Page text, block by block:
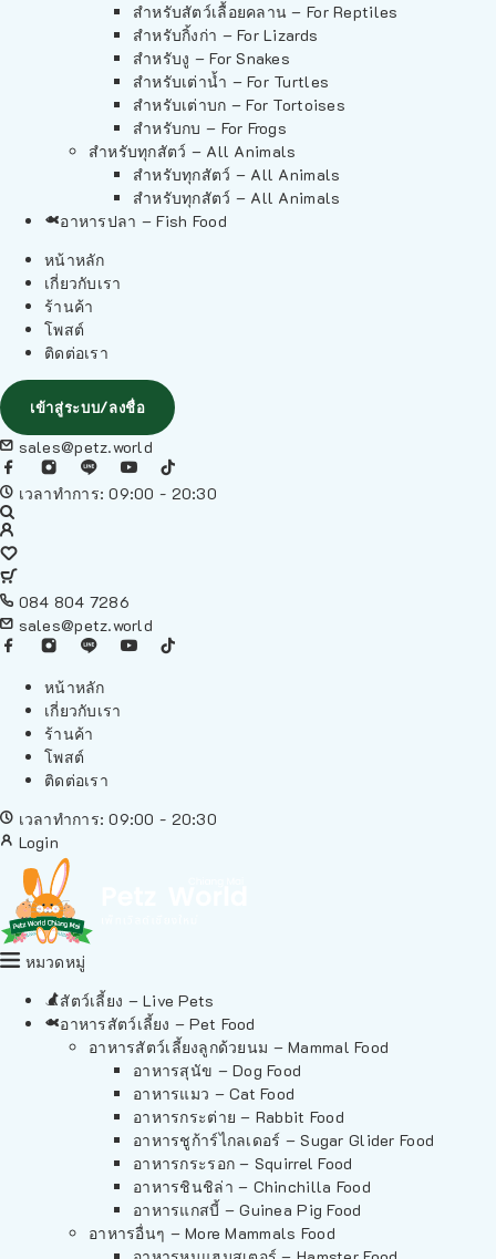
สำหรับสัตว์เลื้อยคลาน – For Reptiles
สำหรับกิ้งก่า – For Lizards
สำหรับงู – For Snakes
สำหรับเต่าน้ำ – For Turtles
สำหรับเต่าบก – For Tortoises
สำหรับกบ – For Frogs
สำหรับทุกสัตว์ – All Animals
สำหรับทุกสัตว์ – All Animals
สำหรับทุกสัตว์ – All Animals
อาหารปลา – Fish Food
หน้าหลัก
เกี่ยวกับเรา
ร้านค้า
โพสต์
ติดต่อเรา
เข้าสู่ระบบ/ลงชื่อ
sales@petz.world
เวลาทำการ: 09:00 - 20:30
084 804 7286
sales@petz.world
หน้าหลัก
เกี่ยวกับเรา
ร้านค้า
โพสต์
ติดต่อเรา
เวลาทำการ: 09:00 - 20:30
Login
หมวดหมู่
สัตว์เลี้ยง – Live Pets
อาหารสัตว์เลี้ยง – Pet Food
อาหารสัตว์เลี้ยงลูกด้วยนม – Mammal Food
อาหารสุนัข – Dog Food
อาหารแมว – Cat Food
อาหารกระต่าย – Rabbit Food
อาหารชูก้าร์ไกลเดอร์ – Sugar Glider Food
อาหารกระรอก – Squirrel Food
อาหารชินชิล่า – Chinchilla Food
อาหารแกสบี้ – Guinea Pig Food
อาหารอื่นๆ – More Mammals Food